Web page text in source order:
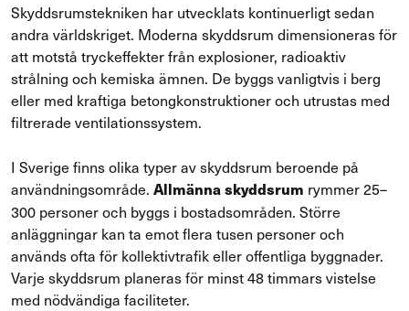
Skyddsrumstekniken har utvecklats kontinuerligt sedan
andra världskriget. Moderna skyddsrum dimensioneras för
att motstå tryckeffekter från explosioner, radioaktiv
strålning och kemiska ämnen. De byggs vanligtvis i berg
eller med kraftiga betongkonstruktioner och utrustas med
filtrerade ventilationssystem.
I Sverige finns olika typer av skyddsrum beroende på
användningsområde. Allmänna skyddsrum rymmer 25–
300 personer och byggs i bostadsområden. Större
anläggningar kan ta emot flera tusen personer och
används ofta för kollektivtrafik eller offentliga byggnader.
Varje skyddsrum planeras för minst 48 timmars vistelse
med nödvändiga faciliteter.